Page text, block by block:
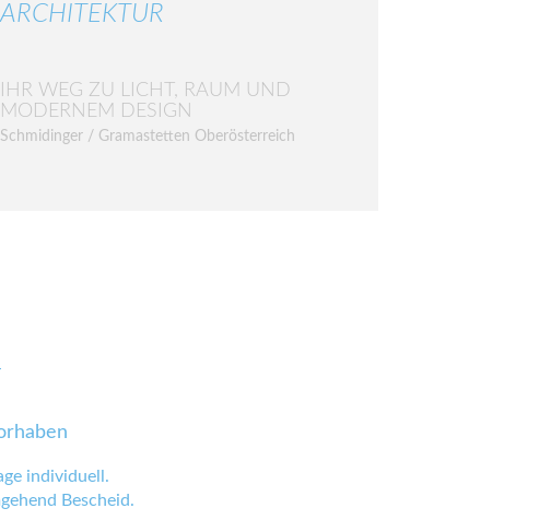
ARCHITEKTUR
IHR WEG ZU LICHT, RAUM UND
MODERNEM DESIGN
Schmidinger / Gramastetten Oberösterreich
individuell.
Bescheid.